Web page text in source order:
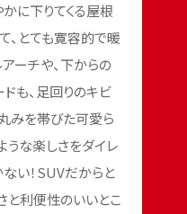
に下りてくる屋根
、とても寛容的で暖
ーチや、下からの
も、足回りのキビ
みを帯びた可愛ら
うな楽しさをダイレ
い！SUVだからと
と利便性のいいとこ